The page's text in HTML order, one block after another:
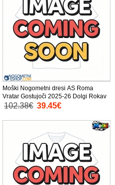
Moški Nogometni dresi AS Roma
Vratar Gostujoči 2025-26 Dolgi Rokav
102.38€ 39.45€